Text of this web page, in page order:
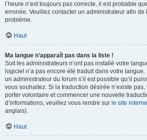
l’heure n’est toujours pas correcte, il est probable
erronée. Veuillez contacter un administrateur afin de
problème.
Haut
Ma langue n’apparaît pas dans la liste !
Soit les administrateurs n’ont pas installé votre
logiciel n’a pas encore été traduit dans votre
un administrateur du forum s’il est possible qu’il
vous souhaitez. Si la traduction désirée n’existe
porter volontaire et commencer une nouvelle
d’informations, veuillez vous rendre sur le site
anglais).
Haut